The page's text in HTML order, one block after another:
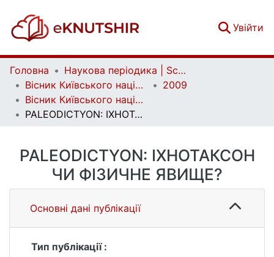
Увійти
Головна
Наукова періодика | Scientific periodicals
Вісник Київського національного університету імені Тараса Шевченка. Геологія | Visnyk of Taras Shevchenko National University of Kyiv. Geology
2009
Вісник Київського національного університету імені Тараса Шевченка. Геологія. Вип. 47
PALEODICTYON: ІХНОТАКСОН ЧИ ФІЗИЧНЕ ЯВИЩЕ?
PALEODICTYON: ІХНОТАКСОН
ЧИ ФІЗИЧНЕ ЯВИЩЕ?
Основні дані публікації
Тип публікації :